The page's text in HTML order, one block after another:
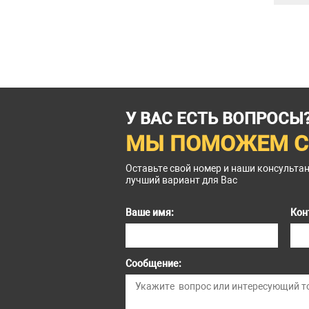
У ВАС ЕСТЬ
МЫ ПОМОЖЕМ
Оставьте свой номер и наши
лучший вариант для Вас
Ваше имя:
Сообщение: